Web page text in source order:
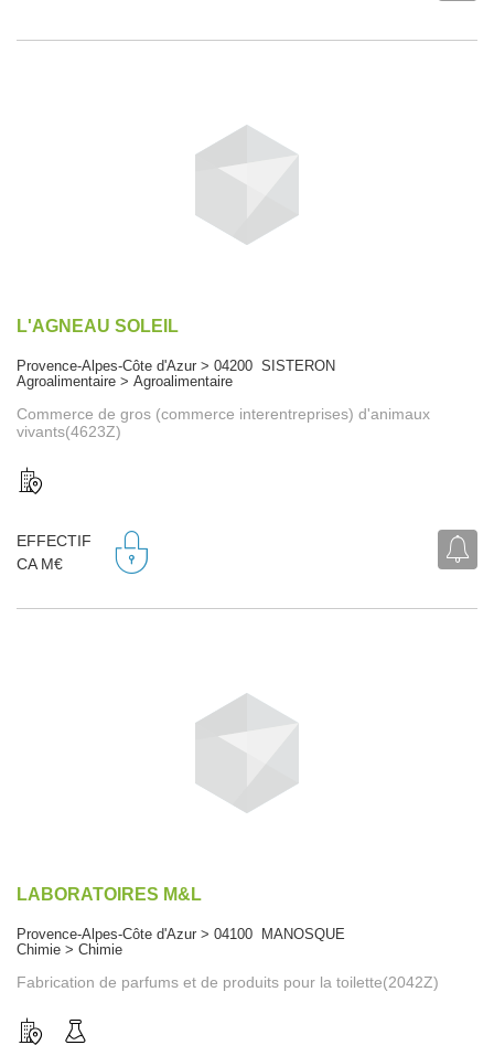
L'AGNEAU SOLEIL
Provence-Alpes-Côte d'Azur > 04200 SISTERON
Agroalimentaire > Agroalimentaire
Commerce de gros (commerce interentreprises) d'animaux
vivants(4623Z)
EFFECTIF
CA M€
LABORATOIRES M&L
Provence-Alpes-Côte d'Azur > 04100 MANOSQUE
Chimie > Chimie
Fabrication de parfums et de produits pour la toilette(2042Z)